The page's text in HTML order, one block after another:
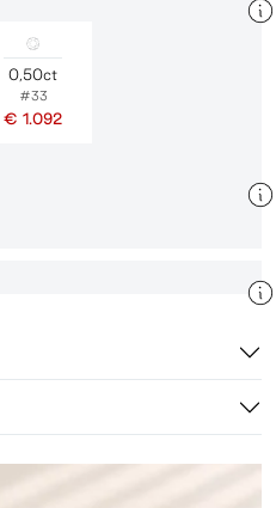
0,50ct
#33
€ 1.092